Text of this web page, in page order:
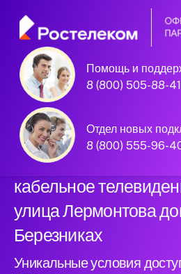
Помощь и
8 (800) 505-88-41
Отдел новых
8 (800) 555-96-
партнер
Подключили новый
кабельное
улица Лермонтова
Березниках
Уникальные условия